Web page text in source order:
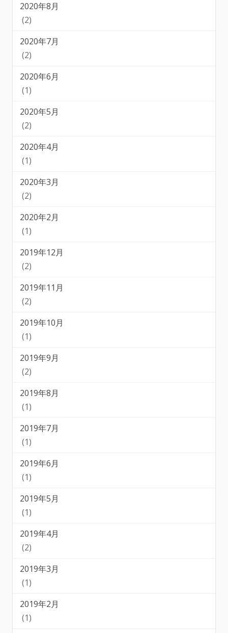
2020年8月
(2)
2020年7月
(2)
2020年6月
(1)
2020年5月
(2)
2020年4月
(1)
2020年3月
(2)
2020年2月
(1)
2019年12月
(2)
2019年11月
(2)
2019年10月
(1)
2019年9月
(2)
2019年8月
(1)
2019年7月
(1)
2019年6月
(1)
2019年5月
(1)
2019年4月
(2)
2019年3月
(1)
2019年2月
(1)